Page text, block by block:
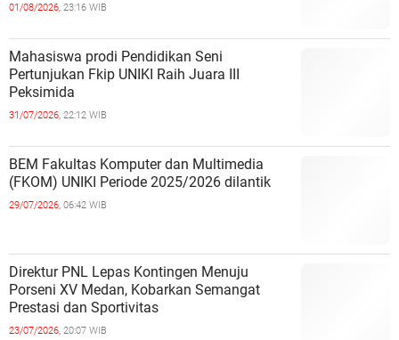
01/08/2026, 23:16 WIB
Mahasiswa prodi Pendidikan Seni
Pertunjukan Fkip UNIKI Raih Juara III
Peksimida
31/07/2026, 22:12 WIB
BEM Fakultas Komputer dan Multimedia
(FKOM) UNIKI Periode 2025/2026 dilantik
29/07/2026, 06:42 WIB
Direktur PNL Lepas Kontingen Menuju
Porseni XV Medan, Kobarkan Semangat
Prestasi dan Sportivitas
23/07/2026, 20:07 WIB